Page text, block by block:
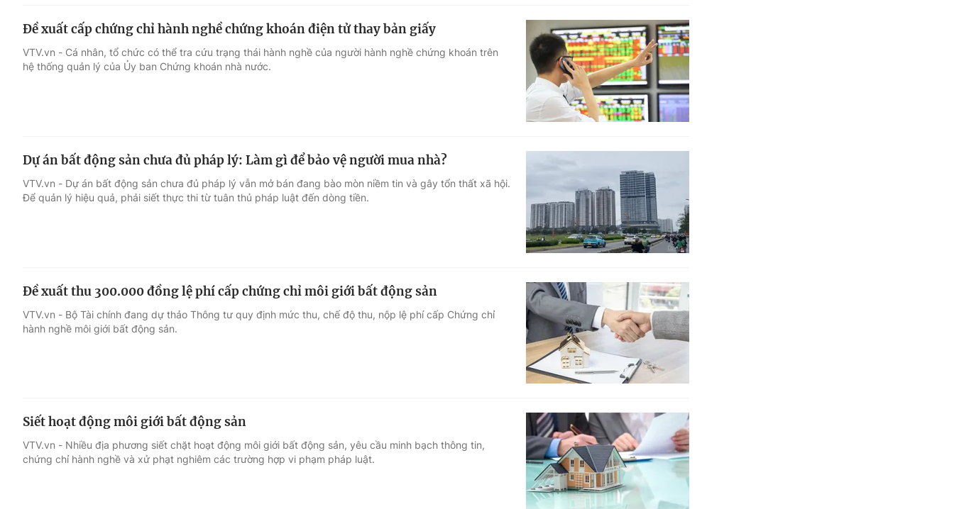
Đề xuất cấp chứng chỉ hành nghề chứng khoán điện tử thay bản giấy
VTV.vn - Cá nhân, tổ chức có thể tra cứu trạng thái hành nghề của người hành nghề chứng khoán trên
hệ thống quản lý của Ủy ban Chứng khoán nhà nước.
Dự án bất động sản chưa đủ pháp lý: Làm gì để bảo vệ người mua nhà?
VTV.vn - Dự án bất động sản chưa đủ pháp lý vẫn mở bán đang bào mòn niềm tin và gây tổn thất xã hội.
Để quản lý hiệu quả, phải siết thực thi từ tuân thủ pháp luật đến dòng tiền.
Đề xuất thu 300.000 đồng lệ phí cấp chứng chỉ môi giới bất động sản
VTV.vn - Bộ Tài chính đang dự thảo Thông tư quy định mức thu, chế độ thu, nộp lệ phí cấp Chứng chỉ
hành nghề môi giới bất động sản.
Siết hoạt động môi giới bất động sản
VTV.vn - Nhiều địa phương siết chặt hoạt động môi giới bất động sản, yêu cầu minh bạch thông tin,
chứng chỉ hành nghề và xử phạt nghiêm các trường hợp vi phạm pháp luật.